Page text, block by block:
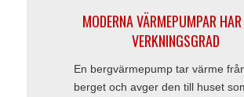
MODERNA VÄRMEPUMPAR
VERKNINGSGRAD
En bergvärmepump tar värme
berget och avger den till huset